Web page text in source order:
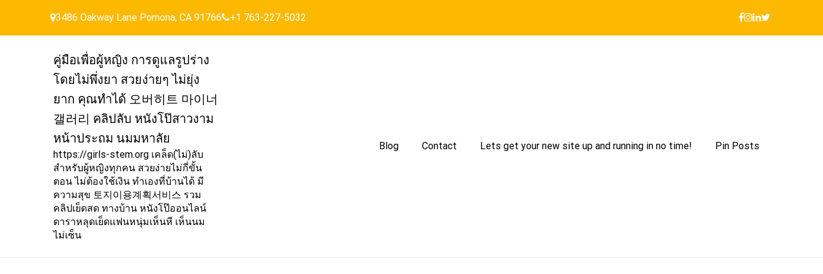
content
3486 Oakway Lane Pomona, CA 91766 +1 763-227-5032
คู่มือเพื่อผู้หญิง การดูแลรูปร่าง
โดยไม่พึ่งยา สวยง่ายๆ ไม่ยุ่ง
ยาก คุณทำได้ 오버히트 마이너
갤러리 คลิปลับ หนังโป๊สาวงาม
หน้าประถม นมมหาลัย
https://girls-stem.org เคล็ด(ไม่)ลับ
สำหรับผู้หญิงทุกคน สวยง่ายไม่กี่ขั้น
ตอน ไม่ต้องใช้เงิน ทำเองที่บ้านได้ มี
ความสุข 토지이용계획서비스 รวม
คลิปเย็ดสด ทางบ้าน หนังโป๊ออนไลน์
ดาราหลุดเย็ดแฟนหนุ่มเห็นหี เห็นนม
ไม่เซ็น
Blog Contact Lets get your new site up and running in no time! Pin Posts